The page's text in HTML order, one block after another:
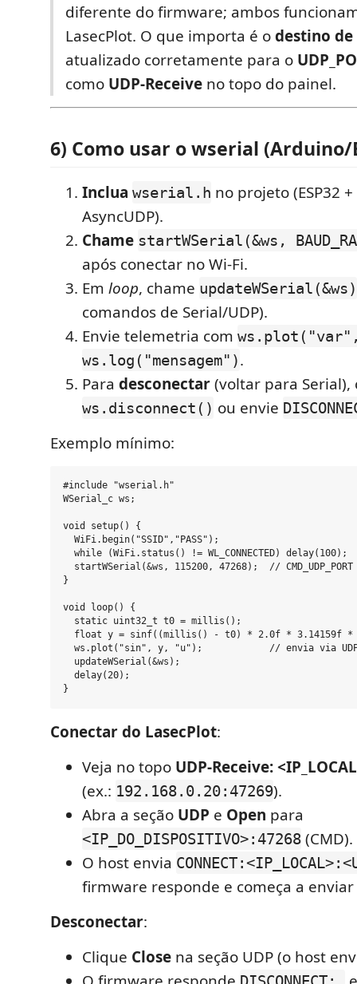
diferente do firmware; ambos
LasecPlot. O que importa é odestino de
atualizado corretamente para o
como UDP-Receive no topo do painel.
6) Como usar owserial (Arduino/
Inclua wserial.h no projeto (ESP32
AsyncUDP).
Chame startWSerial(&ws,
após conectar no Wi-Fi.
Em loop, chame updateWSerial(&ws)
comandos de Serial/UDP).
Envie telemetria com
ws.log("mensagem").
Para desconectar(voltar para Serial),
ws.disconnect() ou envie
Exemplo mínimo:
#include "wserial.h"
WSerial_c ws;
void setup() {
  WiFi.begin("SSID","PASS");
  while (WiFi.status() != WL_CONNECTED) delay(100);
  startWSerial(&ws, 115200, 47268);  // CMD_UDP_PORT
}
void loop() {
  static uint32_t t0 = millis();
float y = sinf((millis() - t0) * 2.0f * 3.14159f *
ws.plot("sin", y, "u");            // envia via
  updateWSerial(&ws);
  delay(20);
Conectar do LasecPlot:
Veja no topo UDP-Receive:
(ex.: 192.168.0.20:47269).
Abra a seção UDP e Open para
<IP_DO_DISPOSITIVO>:47268 (CMD).
O host envia
firmware responde e começa a
Desconectar:
Clique Close na seção UDP (o host